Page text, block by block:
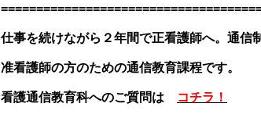
仕事を続けながら２年間で正看護師へ。通信
准看護師の方のための通信教育課程です。
看護通信教育科へのご質問は コチラ！